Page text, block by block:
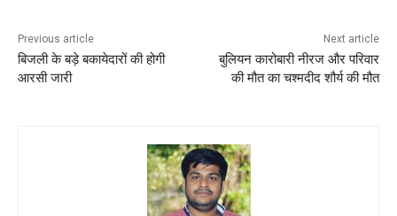
Previous article
बिजली के बड़े बकायेदारों की होगी
आरसी जारी
Next article
बुलियन कारोबारी नीरज और परिवार
की मौत का चश्मदीद शौर्य की मौत